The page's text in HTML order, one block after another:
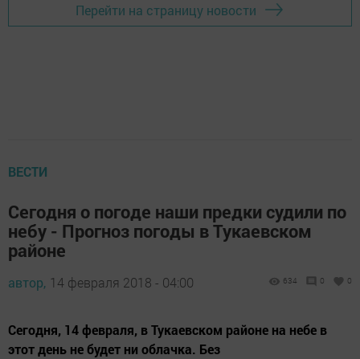
Перейти на страницу новости
ВЕСТИ
Сегодня о погоде наши предки судили по
небу - Прогноз погоды в Тукаевском
районе
автор, 14 февраля 2018 - 04:00 634 0 0
Сегодня, 14 февраля, в Тукаевском районе на небе в
этот день не будет ни облачка. Без